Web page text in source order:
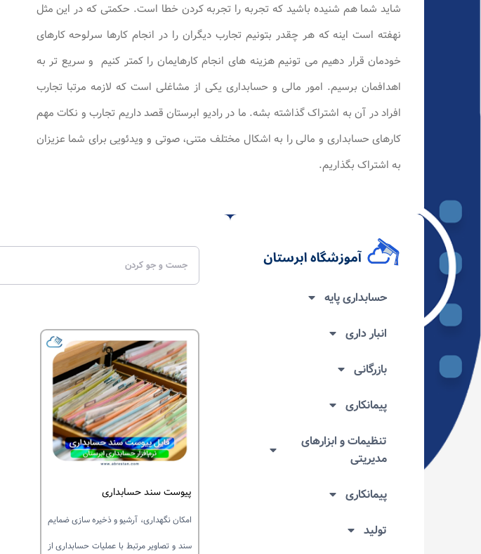
شاید شما هم شنیده باشید که تجربه را تجربه کردن خطا است. حکمتی که در این مثل
نهفته است اینه که هر چقدر بتونیم تجارب دیگران را در انجام کارها سرلوحه کارهای
خودمان قرار دهیم می تونیم هزینه های انجام کارهایمان را کمتر کنیم و سریع تر به
اهدافمان برسیم. امور مالی و حسابداری یکی از مشاغلی است که لازمه مرتبا تجارب
افراد در آن به اشتراک گذاشته بشه. ما در رادیو ابرستان قصد داریم تجارب و نکات مهم
کارهای حسابداری و مالی را به اشکال مختلف متنی، صوتی و ویدئویی برای شما عزیزان
به اشتراک بگذاریم.
پیوست سند حسابداری
امکان نگهداری، آرشیو و ذخیره سازی ضمایم
سند و تصاویر مرتبط با عملیات حسابداری از
حسابداری پایه
انبار داری
بازرگانی
پیمانکاری
تنظیمات و ابزارهای
مدیریتی
پیمانکاری
تولید